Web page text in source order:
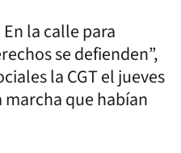
la calle para
se defienden”,
la CGT el jueves
que habían